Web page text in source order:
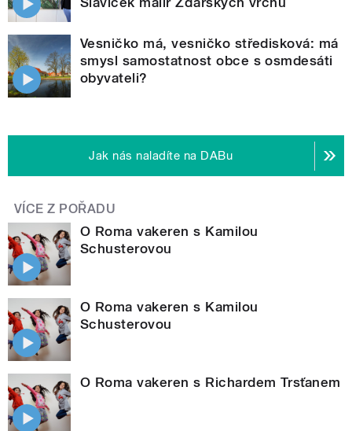
Vesničko má, vesničko středisková: má
smysl samostatnost obce s osmdesáti
obyvateli?
Jak nás naladíte na DABu
VÍCE Z POŘADU
O Roma vakeren s Kamilou
Schusterovou
O Roma vakeren s Kamilou
Schusterovou
O Roma vakeren s Richardem Trsťanem